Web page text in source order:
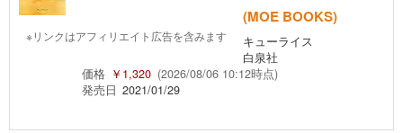
※リンクはアフィリエイト広告を含みます
(MOE BOOKS)
キューライス
白泉社
価格 ￥1,320 (2026/08/06 10:12時点)
発売日 2021/01/29